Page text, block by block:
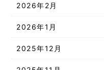
2026年2月
2026年1月
2025年12月